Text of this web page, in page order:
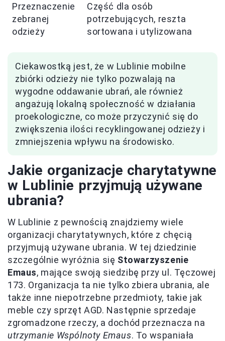
Przeznaczenie
zebranej
odzieży
Część dla osób
potrzebujących, reszta
sortowana i utylizowana
Ciekawostką jest, że w Lublinie mobilne
zbiórki odzieży nie tylko pozwalają na
wygodne oddawanie ubrań, ale również
angażują lokalną społeczność w działania
proekologiczne, co może przyczynić się do
zwiększenia ilości recyklingowanej odzieży i
zmniejszenia wpływu na środowisko.
Jakie organizacje charytatywne
w Lublinie przyjmują używane
ubrania?
W Lublinie z pewnością znajdziemy wiele
organizacji charytatywnych, które z chęcią
przyjmują używane ubrania. W tej dziedzinie
szczególnie wyróżnia się Stowarzyszenie
Emaus, mające swoją siedzibę przy ul. Tęczowej
173. Organizacja ta nie tylko zbiera ubrania, ale
także inne niepotrzebne przedmioty, takie jak
meble czy sprzęt AGD. Następnie sprzedaje
zgromadzone rzeczy, a dochód przeznacza na
utrzymanie Wspólnoty Emaus. To wspaniała